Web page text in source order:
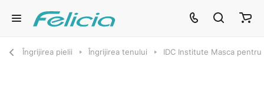
Îngrijirea pielii Îngrijirea tenului IDC Institute Masca